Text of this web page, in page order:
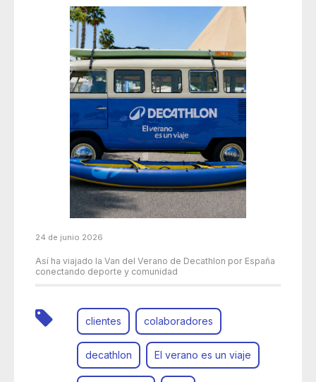
24 de junio 2026
Así ha viajado la Van del Verano de Decathlon por España
conectando deporte y comunidad
clientes colaboradores
decathlon El verano es un viaje